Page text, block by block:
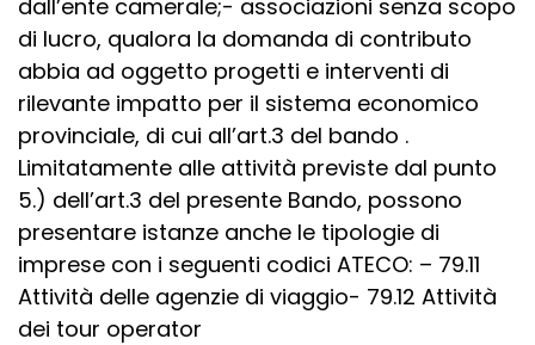
dall’ente camerale;- associazioni senza scopo
di lucro, qualora la domanda di contributo
abbia ad oggetto progetti e interventi di
rilevante impatto per il sistema economico
provinciale, di cui all’art.3 del bando .
Limitatamente alle attività previste dal punto
5.) dell’art.3 del presente Bando, possono
presentare istanze anche le tipologie di
imprese con i seguenti codici ATECO: – 79.11
Attività delle agenzie di viaggio- 79.12 Attività
dei tour operator